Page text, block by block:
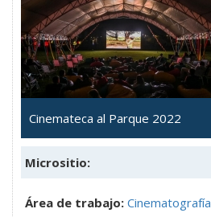
Cinemateca al Parque 2022
Micrositio:
Área de trabajo: Cinematografía